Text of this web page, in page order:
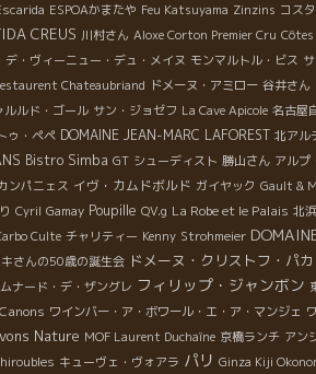
ESPOAかまたや Feu Katsuyama Zinzins コス
CREUS 川村さん Aloxe Corton Premier Cru
デ・ヴィーニュー・デュ・メイヌ モンマルトル・ビス
Chateaubriand ドメーヌ・アミロー 谷井さん
ルルド・ゴール サン・ジョゼフ La Cave Apicole 名古屋
ゥ・ペペ DOMAINE JEAN-MARC LAFOREST 北アル
Bistro Simba GT シューディスト 勝山さん アルプ
ンパニェス イヴ・カムドボルド ガイヤック Gault &
Cyril Gamay Poupille QV.g La Robe et le Palais 北
Culte チャリティー Kenny Strohmeier
さんの50歳の誕生会 ドメーヌ・クリストフ・パ
ナード・デ・ザングレ フィリップ・ジャンボン
ワインバー・ア・ボワール・エ・ア・マンジェ
Nature MOF Laurent Duchaîne 京橋ランチ アン
キューヴェ・ヴォアラ パリ Ginza Kiji